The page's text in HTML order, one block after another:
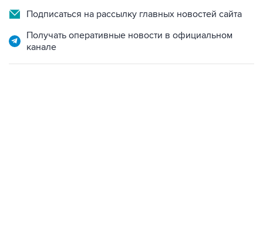
Подписаться на рассылку главных новостей сайта
Получать оперативные новости в официальном
канале